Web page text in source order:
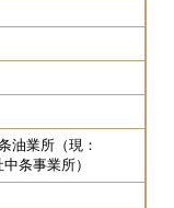
油業所（現：
条事業所）